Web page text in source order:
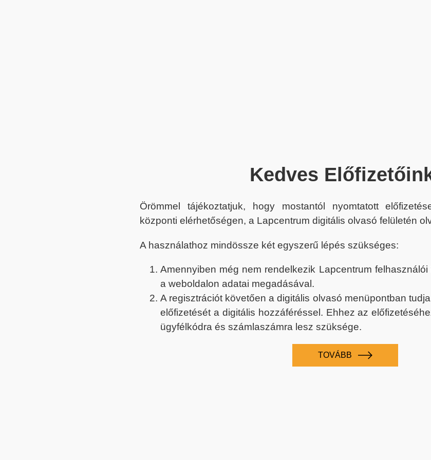
Kedves
Örömmel tájékoztatjuk, hogy mostantól nyomtatott
központi elérhetőségen, a Lapcentrum digitális olvasó felületén
A használathoz mindössze két egyszerű lépés szükséges:
Amennyiben még nem rendelkezik Lapcentrum
a weboldalon adatai megadásával.
A regisztrációt követően a digitális olvasó menüpontban
előfizetését a digitális hozzáféréssel. Ehhez az
ügyfélkódra és számlaszámra lesz szüksége.
TOVÁBB